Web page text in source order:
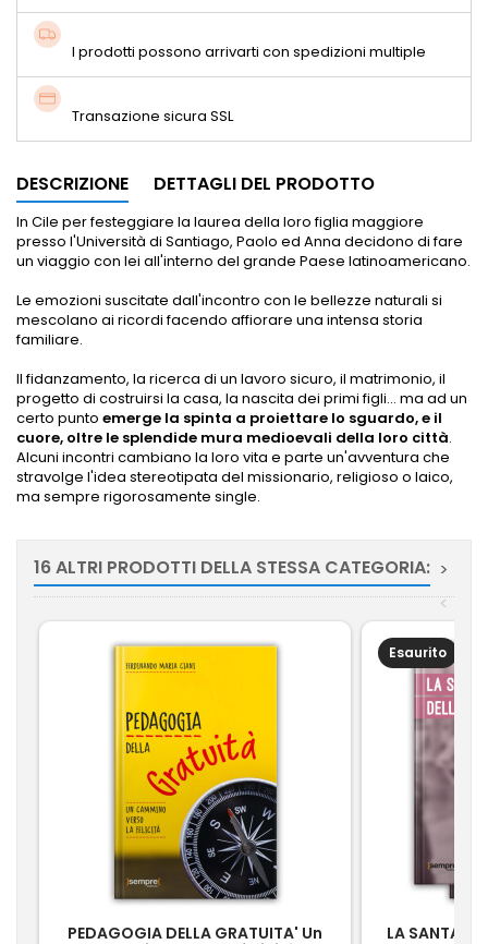
I prodotti possono arrivarti con spedizioni multiple
Transazione sicura SSL
DESCRIZIONE DETTAGLI DEL PRODOTTO
In Cile per festeggiare la laurea della loro figlia maggiore
presso l'Università di Santiago, Paolo ed Anna decidono di fare
un viaggio con lei all'interno del grande Paese latinoamericano.
Le emozioni suscitate dall'incontro con le bellezze naturali si
mescolano ai ricordi facendo affiorare una intensa storia
familiare.
Il fidanzamento, la ricerca di un lavoro sicuro, il matrimonio, il
progetto di costruirsi la casa, la nascita dei primi figli... ma ad un
certo punto emerge la spinta a proiettare lo sguardo, e il
cuore, oltre le splendide mura medioevali della loro città.
Alcuni incontri cambiano la loro vita e parte un'avventura che
stravolge l'idea stereotipata del missionario, religioso o laico,
ma sempre rigorosamente single.
16 ALTRI PRODOTTI DELLA STESSA CATEGORIA: >
<
PEDAGOGIA DELLA GRATUITA' Un
Esaurito
LA SANTA